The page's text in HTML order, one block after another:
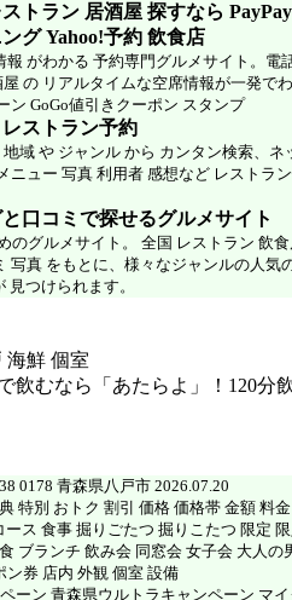
トラン 居酒屋 探すなら
グ Yahoo!予約 飲食店
報 がわかる 予約専門グルメサイト。電
の リアルタイムな空席情報が一発で
ン GoGo値引きクーポン スタンプ
レストラン予約
域 や ジャンル から カンタン検索、ネ
ニュー 写真 利用者 感想など レストラ
口コミで探せるグルメサイト
のグルメサイト。 全国 レストラン 飲
写真 をもとに、様々なジャンルの人気
見つけられます。
海鮮 個室
飲むなら「あたらよ」！120分
0178 青森県八戸市 2026.07.20
特別 おトク 割引 価格 価格帯 金額 料
ス 食事 掘りごたつ 掘りこたつ 限定
ブランチ 飲み会 同窓会 女子会 大人の
券 店内 外観 個室 設備
ーン 青森県ウルトラキャンペーン マ